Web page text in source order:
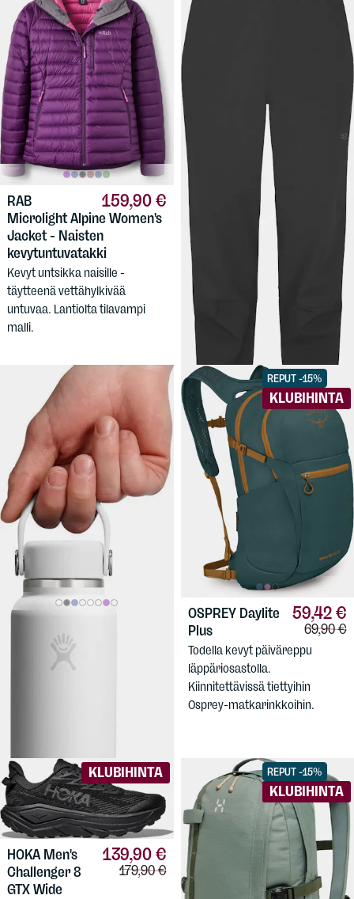
159,90 €
RAB
Microlight Alpine Women's
Jacket - Naisten
kevytuntuvatakki
Kevyt untsikka naisille -
täytteenä vettähylkivää
untuvaa. Lantiolta tilavampi
malli.
90 €
RAB
Women's
Downpour Pant
Todella kevyet kuorihousut
naisille, kierrätetyllä
pintakankaalla.
300ml Micro Hydro
Hydro Flask-laatua
REPUT -15%
KLUBIHINTA
59,42 €
69,90 €
OSPREY Daylite
Plus
Todella kevyt päiväreppu
läppäriosastolla.
Kiinnitettävissä tiettyihin
Osprey-matkarinkkoihin.
KLUBIHINTA
139,90 €
Vertailuhinta:
179,90 €
HOKAMen's
Challenger 8
GTX Wide
REPUT -15%
KLUBIHINTA